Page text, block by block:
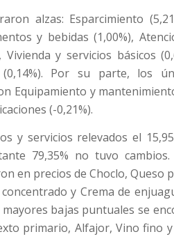
alzas: Esparcimiento
y bebidas (1,00%),
Vivienda y servicios básicos
(0,14%). Por su parte, los
Equipamiento y
(-0,21%).
y servicios relevados el
79,35% no tuvo
en precios de Choclo, Queso
y Crema de
bajas puntuales se
primario, Alfajor, Vino fino